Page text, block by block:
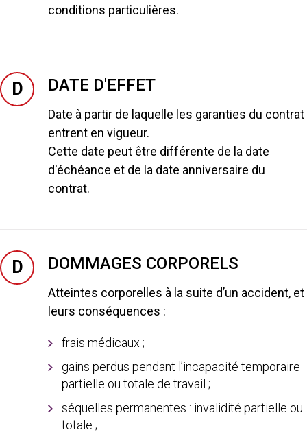
conditions particulières.
D DATE D'EFFET
Date à partir de laquelle les garanties du contrat
entrent en vigueur.
Cette date peut être différente de la date
d'échéance et de la date anniversaire du
contrat.
D DOMMAGES CORPORELS
Atteintes corporelles à la suite d’un accident, et
leurs conséquences :
frais médicaux ;
gains perdus pendant l’incapacité temporaire
partielle ou totale de travail ;
séquelles permanentes : invalidité partielle ou
totale ;